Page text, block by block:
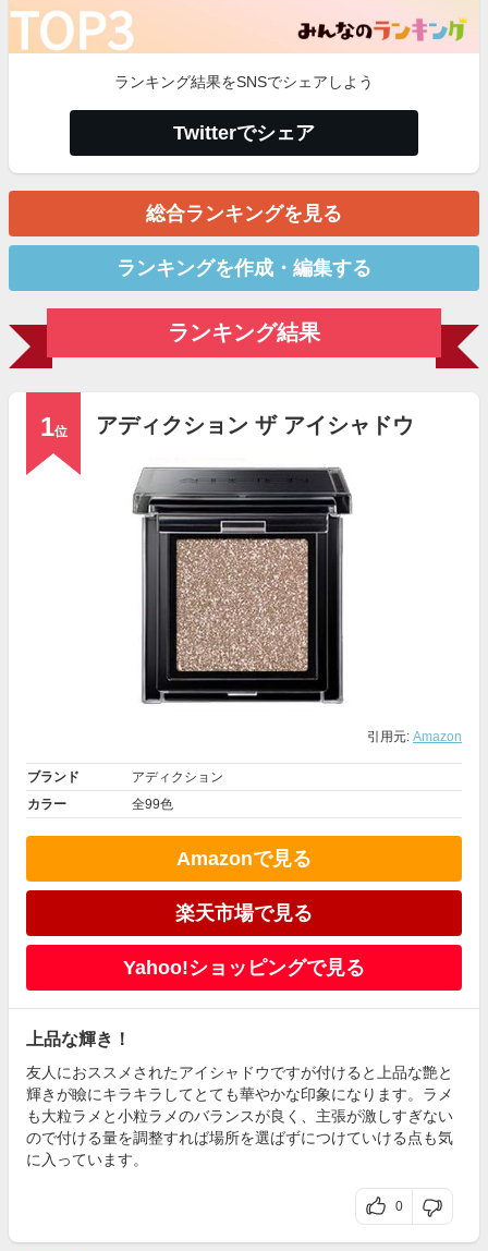
ランキング結果をSNSでシェアしよう
Twitterでシェア
総合ランキングを見る
ランキングを作成・編集する
ランキング結果
1位 アディクション ザ アイシャドウ
引用元: Amazon
ブランド
アディクション
カラー
全99色
Amazonで見る
楽天市場で見る
Yahoo!ショッピングで見る
上品な輝き！
友人におススメされたアイシャドウですが付けると上品な艶と
輝きが瞼にキラキラしてとても華やかな印象になります。ラメ
も大粒ラメと小粒ラメのバランスが良く、主張が激しすぎない
ので付ける量を調整すれば場所を選ばずにつけていける点も気
に入っています。
0